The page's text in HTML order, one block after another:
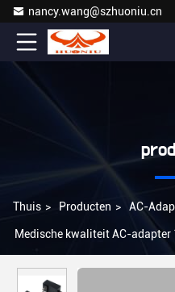
nancy.wang@szhuoniu.cn
Thuis > Producten > AC-
Medische kwaliteit AC-adapter